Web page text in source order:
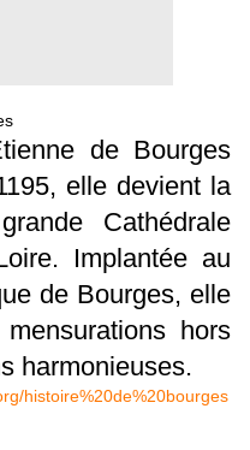
de Bourges
elle devient la
Cathédrale
Implantée au
de Bourges, elle
hors
harmonieuses.
histoire%20de%20bourges